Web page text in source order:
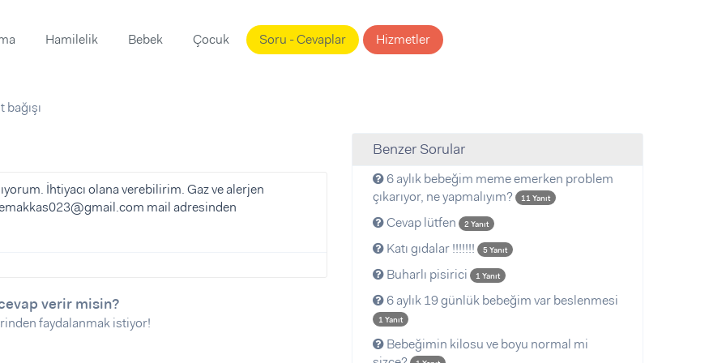
Hamilelik Bebek Çocuk Soru - Cevaplar Hizmetler
bağışı
İhtiyacı olana verebilirim. Gaz ve alerjen
mail adresinden
verir misin?
faydalanmak istiyor!
Benzer Sorular
6 aylık bebeğim meme emerken problem
çıkarıyor, ne yapmalıyım?
11 Yanıt
Cevap lütfen 2 Yanıt
Katı gıdalar !!!!!!! 5 Yanıt
Buharlı pisirici 1 Yanıt
6 aylık 19 günlük bebeğim var beslenmesi
1 Yanıt
Bebeğimin kilosu ve boyu normal mi